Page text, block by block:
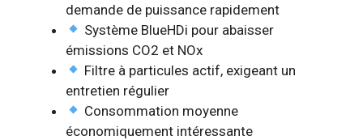
demande de puissance rapidement
Système BlueHDi pour abaisser
émissions CO2 et NOx
Filtre à particules actif, exigeant un
entretien régulier
Consommation moyenne
économiquement intéressante